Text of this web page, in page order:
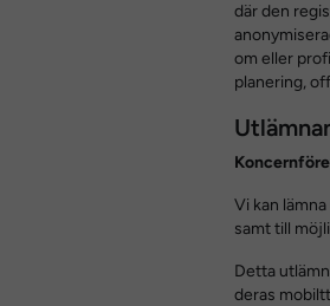
där den
om eller
planering,
Vi kan
samt till
Detta
deras